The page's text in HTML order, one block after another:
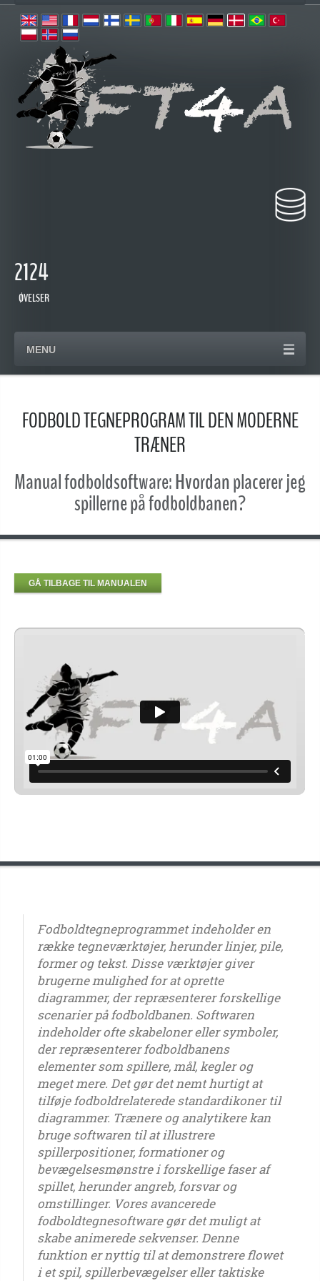
2124
ØVELSER
MENU
FODBOLD TEGNEPROGRAM TIL DEN MODERNE
TRÆNER
Manual fodboldsoftware: Hvordan placerer jeg
spillerne på fodboldbanen?
GÅ TILBAGE TIL MANUALEN
Fodboldtegneprogrammet indeholder en
række tegneværktøjer, herunder linjer, pile,
former og tekst. Disse værktøjer giver
brugerne mulighed for at oprette
diagrammer, der repræsenterer forskellige
scenarier på fodboldbanen. Softwaren
indeholder ofte skabeloner eller symboler,
der repræsenterer fodboldbanens
elementer som spillere, mål, kegler og
meget mere. Det gør det nemt hurtigt at
tilføje fodboldrelaterede standardikoner til
diagrammer. Trænere og analytikere kan
bruge softwaren til at illustrere
spillerpositioner, formationer og
bevægelsesmønstre i forskellige faser af
spillet, herunder angreb, forsvar og
omstillinger. Vores avancerede
fodboldtegnesoftware gør det muligt at
skabe animerede sekvenser. Denne
funktion er nyttig til at demonstrere flowet
i et spil, spillerbevægelser eller taktiske